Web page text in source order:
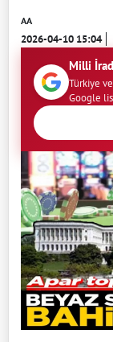
AA
2026-04-10 15:04
Milli
Türkiye
Google